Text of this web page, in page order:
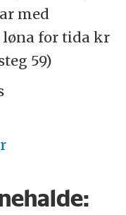
med
for tida kr
59)